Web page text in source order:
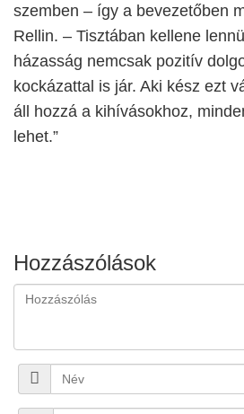
szemben – így a bevezetőben
Rellin. – Tisztában kellene
házasság nemcsak pozitív
kockázattal is jár. Aki kész ezt
áll hozzá a kihívásokhoz,
lehet.”
Hozzászólások